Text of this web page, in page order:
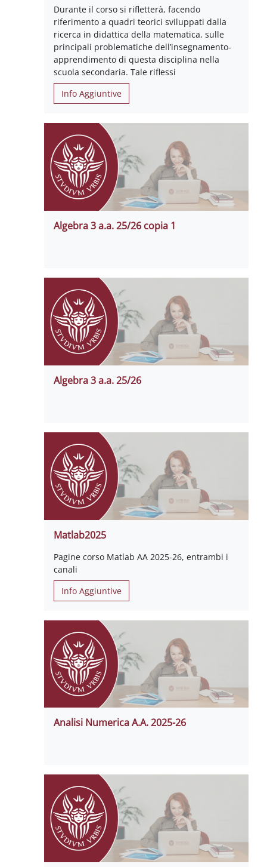
Durante il corso si rifletterà, facendo
riferimento a quadri teorici sviluppati dalla
ricerca in didattica della matematica, sulle
principali problematiche dell’insegnamento-
apprendimento di questa disciplina nella
scuola secondaria. Tale riflessi
Info Aggiuntive
Algebra 3 a.a. 25/26 copia 1
Algebra 3 a.a. 25/26
Matlab2025
Pagine corso Matlab AA 2025-26, entrambi i
canali
Info Aggiuntive
Analisi Numerica A.A. 2025-26